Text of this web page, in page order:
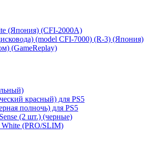
(Япония) (CFI-2000A)
(model CFI-7000) (R-3) (Япония)
(GameReplay)
красный) для PS5
полночь) для PS5
(2 шт.) (черные)
White (PRO/SLIM)